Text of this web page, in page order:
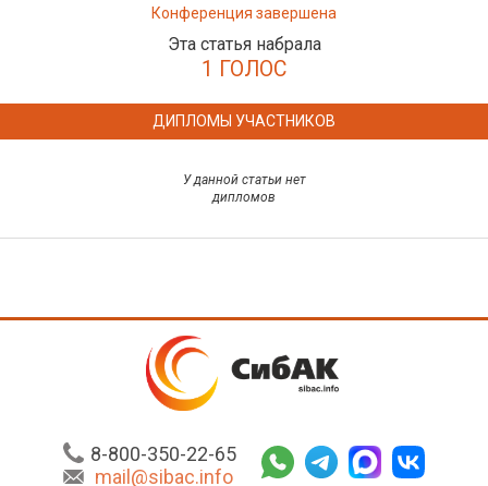
Конференция завершена
Эта статья набрала
1 ГОЛОС
ДИПЛОМЫ УЧАСТНИКОВ
У данной статьи нет
дипломов
8-800-350-22-65
mail@sibac.info